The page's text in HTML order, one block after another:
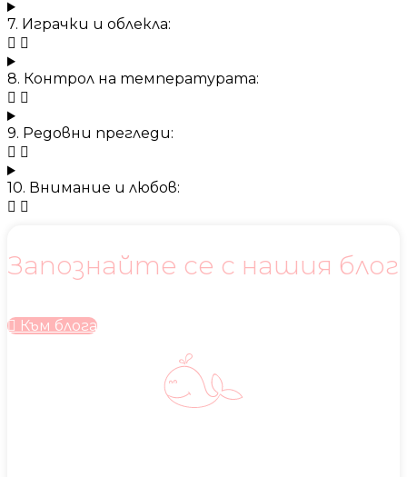
7. Играчки и облекла:
8. Контрол на температурата:
9. Редовни прегледи:
10. Внимание и любов:
Запознайте се с нашия блог
Към блога